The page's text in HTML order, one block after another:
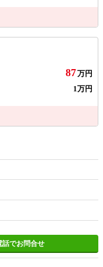
87万円
1万円
話でお問合せ